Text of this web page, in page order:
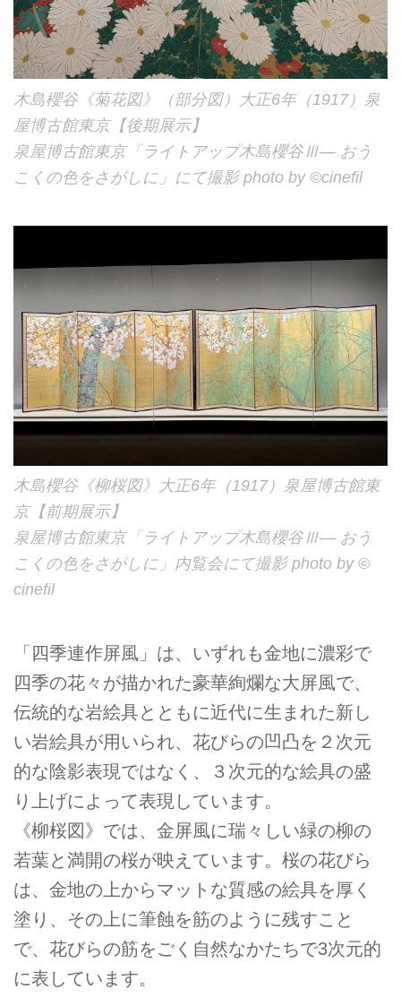
木島櫻谷《菊花図》（部分図）大正6年（1917）泉
屋博古館東京【後期展示】
泉屋博古館東京「ライトアップ木島櫻谷Ⅲ― おう
こくの色をさがしに」にて撮影 photo by ©cinefil
木島櫻谷《柳桜図》大正6年（1917）泉屋博古館東
京【前期展示】
泉屋博古館東京「ライトアップ木島櫻谷Ⅲ― おう
こくの色をさがしに」内覧会にて撮影 photo by ©
cinefil
「四季連作屏風」は、いずれも金地に濃彩で
四季の花々が描かれた豪華絢爛な大屏風で、
伝統的な岩絵具とともに近代に生まれた新し
い岩絵具が用いられ、花びらの凹凸を２次元
的な陰影表現ではなく、３次元的な絵具の盛
り上げによって表現しています。
《柳桜図》では、金屏風に瑞々しい緑の柳の
若葉と満開の桜が映えています。桜の花びら
は、金地の上からマットな質感の絵具を厚く
塗り、その上に筆蝕を筋のように残すこと
で、花びらの筋をごく自然なかたちで3次元的
に表しています。